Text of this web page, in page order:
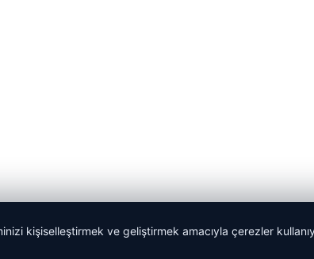
kişiselleştirmek ve geliştirmek amacıyla çerezler